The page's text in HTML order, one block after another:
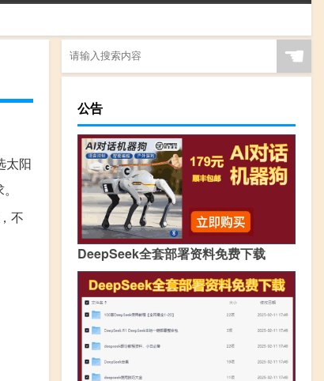
太阳
不
☚
公告
DeepSeek全套部署资料免费下载